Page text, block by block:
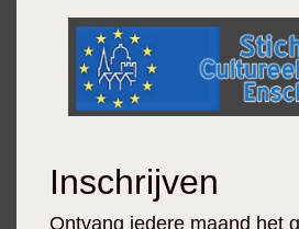
Inschrijven
Ontvang iedere maand het